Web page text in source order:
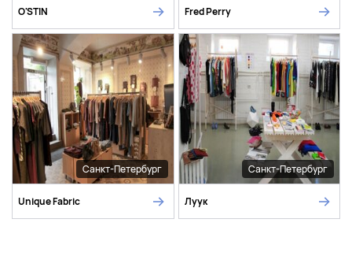
O'STIN Fred Perry
Санкт-Петербург
Unique Fabric
Санкт-Петербург
Луук